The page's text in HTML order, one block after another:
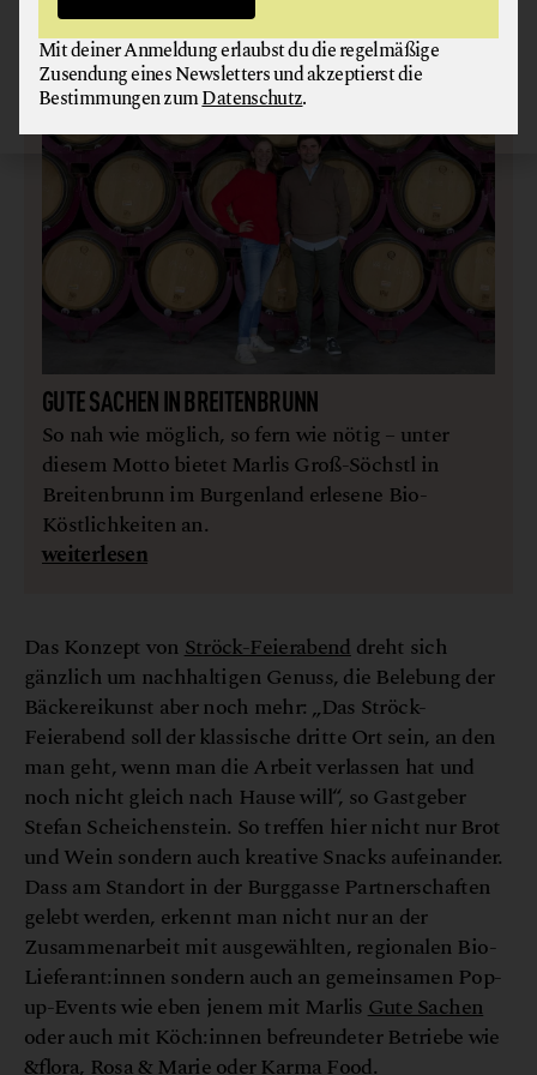
oder Bioland.Wann ist etwas wirklich bio?
GUTE SACHEN IN BREITENBRUNN
So nah wie möglich, so fern wie nötig – unter
diesem Motto bietet Marlis Groß-Söchstl in
Breitenbrunn im Burgenland erlesene Bio-
Köstlichkeiten an.
weiterlesen
Das Konzept vonStröck-Feierabenddreht sich
gänzlich um nachhaltigen Genuss, die Belebung der
Bäckereikunst aber noch mehr: „Das Ströck-
Feierabend soll der klassische dritte Ort sein, an den
man geht, wenn man die Arbeit verlassen hat und
noch nicht gleich nach Hause will“, so Gastgeber
Stefan Scheichenstein. So treffen hier nicht nur Brot
und Wein sondern auch kreative Snacks aufeinander.
Dass am Standort in der Burggasse Partnerschaften
gelebt werden, erkennt man nicht nur an der
Zusammenarbeit mit ausgewählten, regionalen Bio-
Lieferant:innen sondern auch an gemeinsamen Pop-
up-Events wie eben jenem mit MarlisGute Sachen
oder auch mit Köch:innen befreundeter Betriebe wie
&flora, Rosa & MarieoderKarma Food.
Mit deiner Anmeldung erlaubst du die regelmäßige
Zusendung eines Newsletters und akzeptierst die
Bestimmungen zumDatenschutz.